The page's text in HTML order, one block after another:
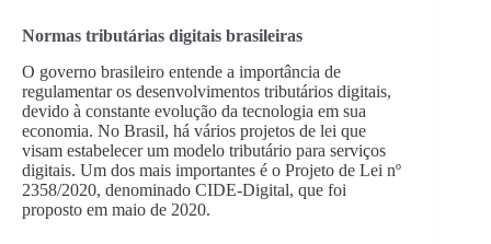
Normas tributárias digitais brasileiras
O governo brasileiro entende a importância de
regulamentar os desenvolvimentos tributários digitais,
devido à constante evolução da tecnologia em sua
economia. No Brasil, há vários projetos de lei que
visam estabelecer um modelo tributário para serviços
digitais. Um dos mais importantes é o Projeto de Lei nº
2358/2020, denominado CIDE-Digital, que foi
proposto em maio de 2020.